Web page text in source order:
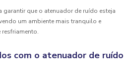
garantir que o atenuador de ruído esteja
um ambiente mais tranquilo e
com o atenuador de ruído